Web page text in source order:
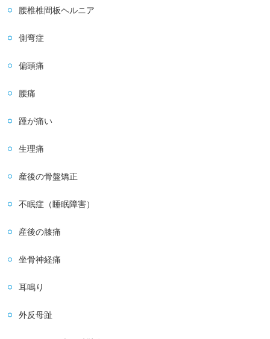
腰椎椎間板ヘルニア
側弯症
偏頭痛
腰痛
踵が痛い
生理痛
産後の骨盤矯正
不眠症（睡眠障害）
産後の膝痛
坐骨神経痛
耳鳴り
外反母趾